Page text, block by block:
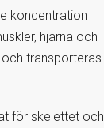
koncentration
hjärna och
transporteras
för skelettet och